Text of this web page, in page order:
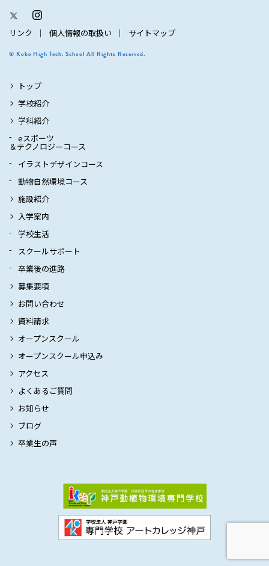
リンク 個人情報の取扱い サイトマップ
© Kobe High Tech. School All Rights Reserved.
トップ
学校紹介
学科紹介
eスポーツ
＆テクノロジーコース
イラストデザインコース
動物自然環境コース
施設紹介
入学案内
学校生活
スクールサポート
卒業後の進路
募集要項
お問い合わせ
資料請求
オープンスクール
オープンスクール申込み
アクセス
よくあるご質問
お知らせ
ブログ
卒業生の声